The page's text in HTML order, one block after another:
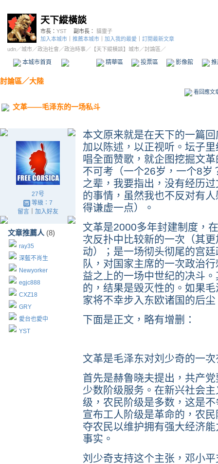
天下縱橫談
市長： YST 副市長： 貓靈子
加入本城市
推薦本城市 加入我的最愛
訂閱最新文章
udn／城市／政治社會 ／政治時事／ 【天下縱橫談】城市／討論區／
本城市首頁 精華區 投票區 影像館
討論區／大陸
看回應文
文革——毛泽东的一场私斗
27号
等級：7
留言｜ 加入好友
文章推薦人 (8)
ray35
深藍不肖生
Newyorker
egjc888
CXZ18
GRY
愛台也愛中
YST
本文原来就是在天下的一篇
加以陈述，以正视听。坛子
唱全面赞歌，就企图挖掘文
不可考（一个26岁，一个8岁
之辈，我要指出，没有经历
的事情，虽然我也不反对有
得谦虚一点）。
文革是2000多年封建制度，
次反扑中比较新的一次（其
动）；是一场彻头彻尾的宫
队，对国家主席的一次政治
益之上的一场中世纪的决斗
的，结果是毁灭性的。如果
家将不幸步入东欧诸国的后尘
下面是正文，略有增删：
文革是毛泽东对刘少奇的一
首先是赫鲁晓夫提出，共产
少数阶级服务。在新兴社会
级，农民阶级是多数，这是
宣布工人阶级是革命的，农
夺农民以维护拥有强大经济
事实。
刘少奇支持这个主张，邓小